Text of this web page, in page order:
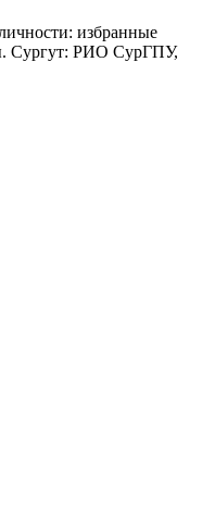
избранные
Сургут: РИО СурГПУ,